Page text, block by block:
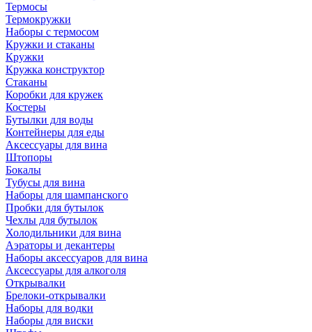
Термосы
Термокружки
Наборы с термосом
Кружки и стаканы
Кружки
Кружка конструктор
Стаканы
Коробки для кружек
Костеры
Бутылки для воды
Контейнеры для еды
Аксессуары для вина
Штопоры
Бокалы
Тубусы для вина
Наборы для шампанского
Пробки для бутылок
Чехлы для бутылок
Холодильники для вина
Аэраторы и декантеры
Наборы аксессуаров для вина
Аксессуары для алкоголя
Открывалки
Брелоки-открывалки
Наборы для водки
Наборы для виски